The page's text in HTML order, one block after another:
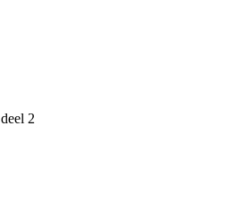
deel 2